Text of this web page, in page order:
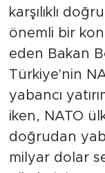
karşılıklı
önemli bir
eden Bakan
Türkiye'nin
yabancı
iken, NATO
doğrudan
milyar dolar